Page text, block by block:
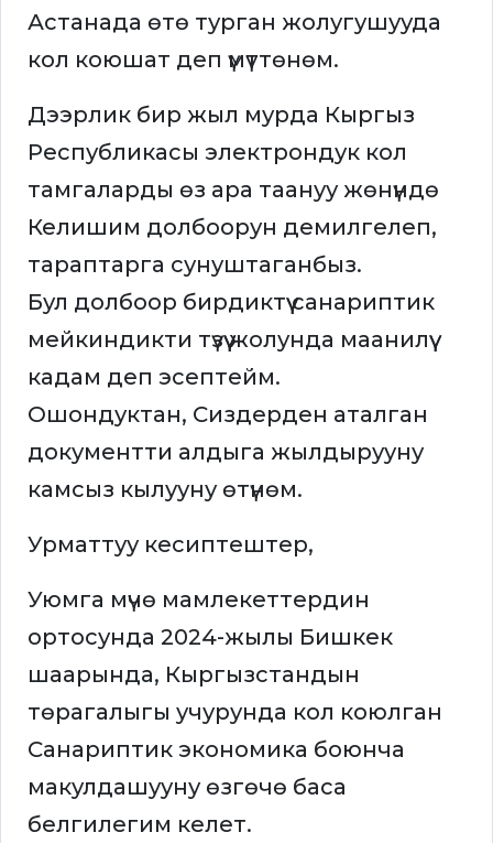
Астанада өтө турган жолугушууда
кол коюшат деп үмүттөнөм.
Дээрлик бир жыл мурда Кыргыз
Республикасы электрондук кол
тамгаларды өз ара таануу жөнүндө
Келишим долбоорун демилгелеп,
тараптарга сунуштаганбыз.
Бул долбоор бирдиктүү санариптик
мейкиндикти түзүү жолунда маанилүү
кадам деп эсептейм.
Ошондуктан, Сиздерден аталган
документти алдыга жылдырууну
камсыз кылууну өтүнөм.
Урматтуу кесиптештер,
Уюмга мүчө мамлекеттердин
ортосунда 2024-жылы Бишкек
шаарында, Кыргызстандын
төрагалыгы учурунда кол коюлган
Санариптик экономика боюнча
макулдашууну өзгөчө баса
белгилегим келет.